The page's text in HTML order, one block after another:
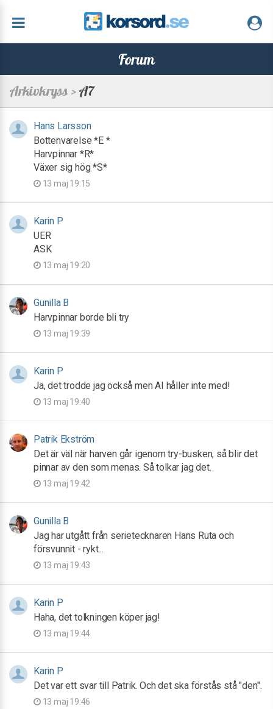
Forum
Arkivkryss >A7
Hans Larsson
Bottenvarelse *E *
Harvpinnar *R*
Växer sig hög *S*
13 maj 19:15
Karin P
UER
ASK
13 maj 19:20
Gunilla B
Harvpinnar borde bli try
13 maj 19:39
Karin P
Ja, det trodde jag också men AI håller inte med!
13 maj 19:40
Patrik Ekström
Det är väl när harven går igenom try-busken, så blir det
pinnar av den som menas. Så tolkar jag det.
13 maj 19:42
Gunilla B
Jag har utgått från serietecknaren Hans Ruta och
försvunnit - rykt...
13 maj 19:43
Karin P
Haha, det tolkningen köper jag!
13 maj 19:44
Karin P
Det var ett svar till Patrik. Och det ska förstås stå "den".
13 maj 19:46